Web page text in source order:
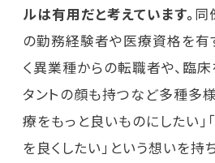
ルは有用だと考えています。同
の勤務経験者や医療資格を有
く異業種からの転職者や、臨
タントの顔も持つなど多種多
療をもっと良いものにしたい」
を良くしたい」という想いを